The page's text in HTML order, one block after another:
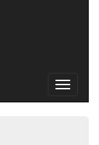
Toggle